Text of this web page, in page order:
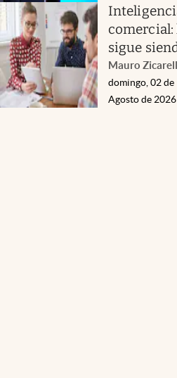
sigue
Mauro
domingo, 02 de
Agosto de 2026